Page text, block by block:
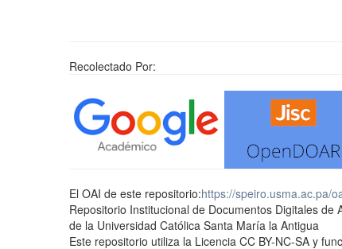
Recolectado Por:
El OAI de este repositorio:https://speiro.usma.ac.pa/
Repositorio Institucional de Documentos Digitales de
de la Universidad Católica Santa María la Antigua
Este repositorio utiliza la Licencia CC BY-NC-SA y